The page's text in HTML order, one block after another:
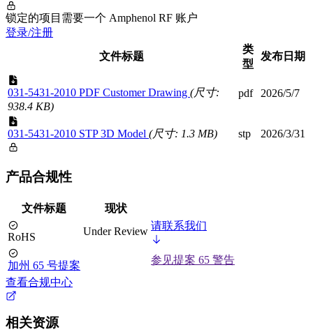
锁定的项目需要一个 Amphenol RF 账户
登录/注册
文件标题
类
型
发布日期
031-5431-2010 PDF Customer Drawing (尺寸:
938.4 KB)
pdf 2026/5/7
031-5431-2010 STP 3D Model (尺寸: 1.3 MB) stp 2026/3/31
产品合规性
文件标题 现状
RoHS Under Review 请联系我们
加州 65 号提案
参见提案 65 警告
查看合规中心
相关资源